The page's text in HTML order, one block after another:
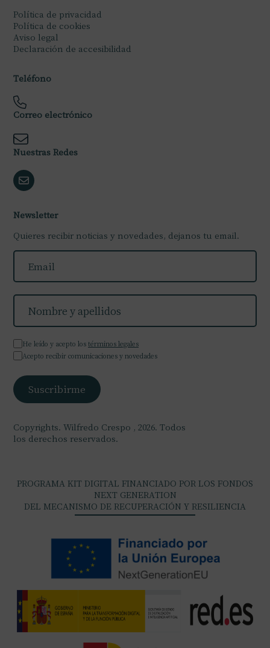
Política de privacidad
Política de cookies
Aviso legal
Declaración de accesibilidad
Teléfono
Correo electrónico
Nuestras Redes
Newsletter
Quieres recibir noticias y novedades, dejanos tu email.
He leído y acepto los términos legales
Acepto recibir comunicaciones y novedades
Copyrights. Wilfredo Crespo , 2026. Todos
los derechos reservados.
PROGRAMA KIT DIGITAL FINANCIADO POR LOS FONDOS
NEXT GENERATION
DEL MECANISMO DE RECUPERACIÓN Y RESILIENCIA